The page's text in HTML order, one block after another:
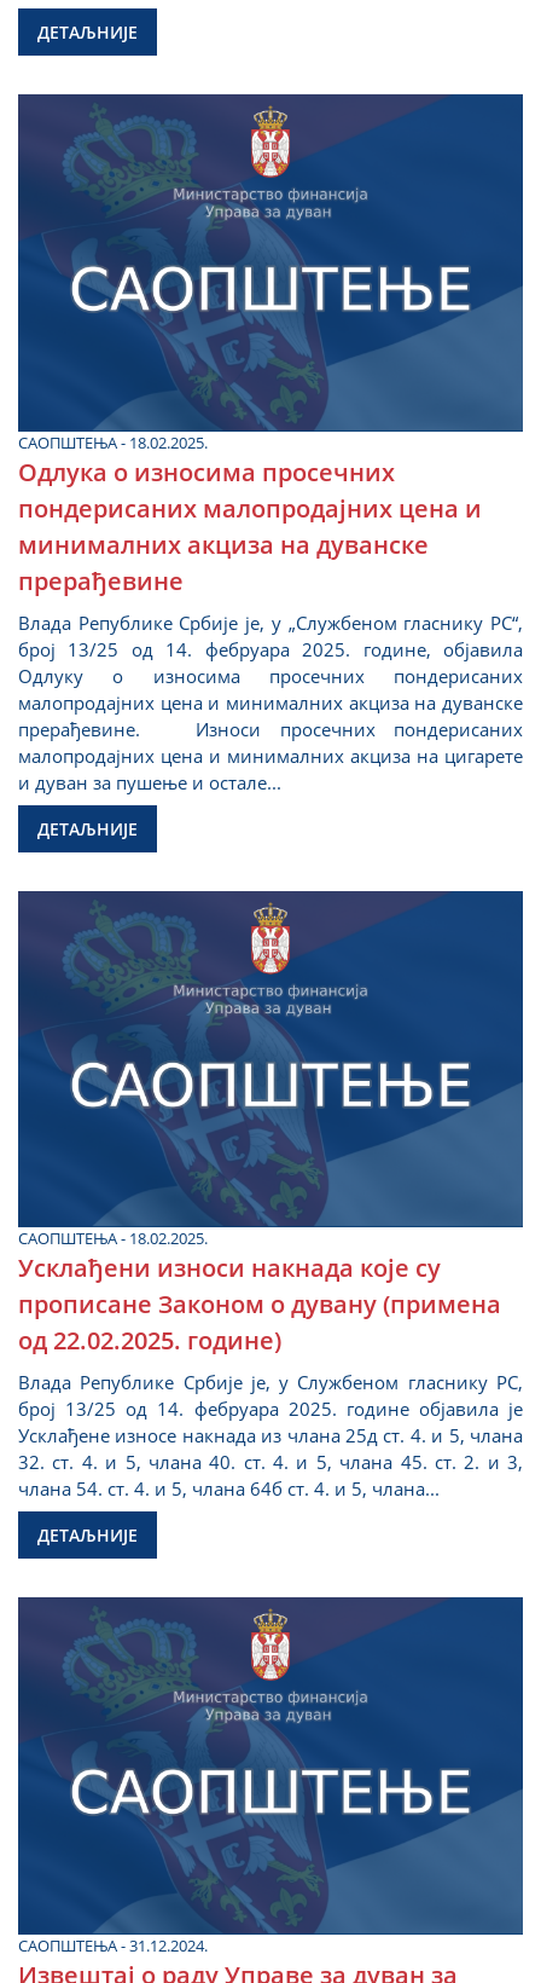
ДЕТАЉНИЈЕ
САОПШТЕЊА - 18.02.2025.
Одлука о износима просечних
пондерисаних малопродајних цена и
минималних акциза на дуванске
прерађевине
Влада Републике Србије је, у „Службеном гласнику РС“,
број 13/25 од 14. фебруара 2025. године, објавила
Одлуку о износима просечних пондерисаних
малопродајних цена и минималних акциза на дуванске
прерађевине. Износи просечних пондерисаних
малопродајних цена и минималних акциза на цигарете
и дуван за пушење и остале...
ДЕТАЉНИЈЕ
САОПШТЕЊА - 18.02.2025.
Усклађени износи накнада које су
прописане Законом о дувану (примена
од 22.02.2025. године)
Влада Републике Србије је, у Службеном гласнику РС,
број 13/25 од 14. фебруара 2025. године објавила је
Усклађене износе накнада из члана 25д ст. 4. и 5, члана
32. ст. 4. и 5, члана 40. ст. 4. и 5, члана 45. ст. 2. и 3,
члана 54. ст. 4. и 5, члана 64б ст. 4. и 5, члана...
ДЕТАЉНИЈЕ
САОПШТЕЊА - 31.12.2024.
Извештај о раду Управе за дуван за